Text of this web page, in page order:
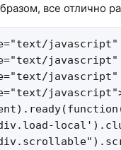
все отлично
javascript"
javascript"
javascript"